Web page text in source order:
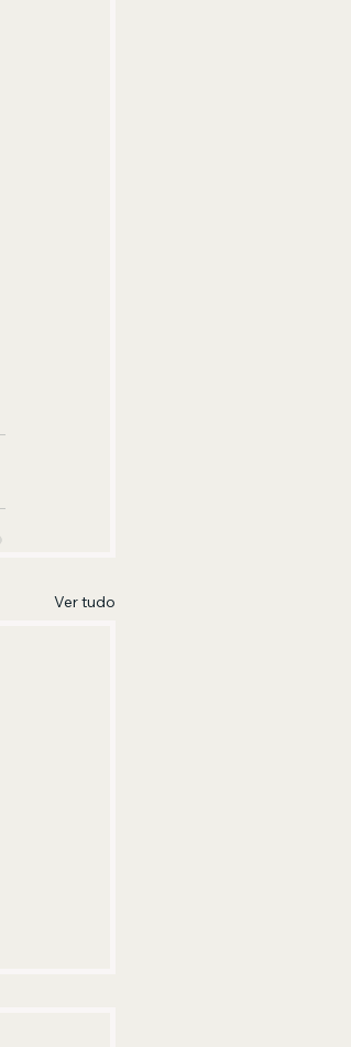
Ver tudo